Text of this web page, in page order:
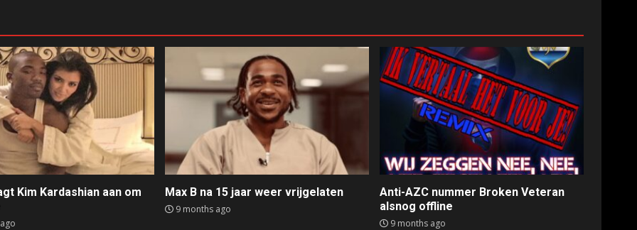
Kim Kardashian aan om
Max B na 15 jaar weer vrijgelaten
9 months ago
Anti-AZC nummer Broken Veteran
alsnog offline
9 months ago